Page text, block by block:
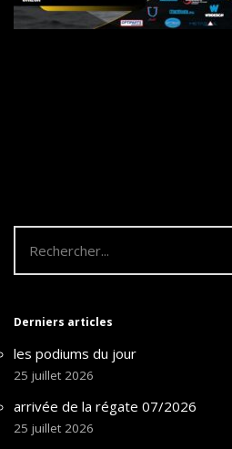
Derniers articles
les podiums du jour
25 juillet 2026
arrivée de la régate 07/2026
25 juillet 2026